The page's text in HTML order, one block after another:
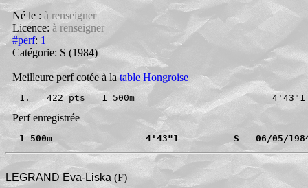
Né le : à renseigner
Licence: à renseigner
#perf: 1
Catégorie: S (1984)
Meilleure perf cotée à latable Hongroise
1.   422 pts   1 500m
Perf enregistrée
1 500m                 4'43"1          S   06/05/1984
LEGRAND Eva-Liska (F)